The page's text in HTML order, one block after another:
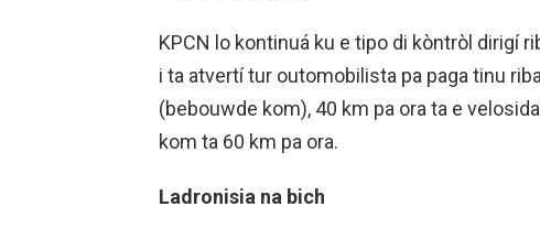
KPCN lo kontinuá ku e tipo di kòntròl dirigí
i ta atvertí tur outomobilista pa paga tinu
(bebouwde kom), 40 km pa ora ta e
kom ta 60 km pa ora.
Ladronisia na bich